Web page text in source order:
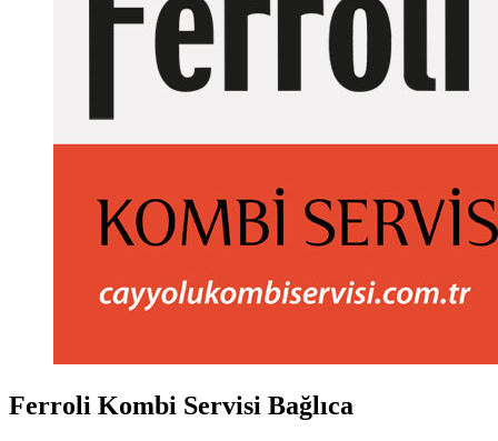
Ferroli Kombi Servisi Bağlıca